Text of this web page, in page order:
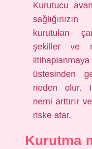
Kurutucu
kurutulan
şekiller ve
üstesinden
neden olur.
nemi arttırır
riske atar.
Kurutma